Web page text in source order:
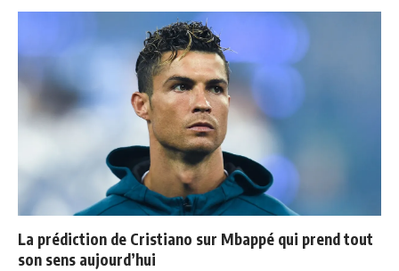
La prédiction de Cristiano sur Mbappé qui prend tout
son sens aujourd’hui